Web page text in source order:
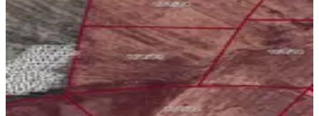
1.900.000 ₺
Ays Özbek Gayrimenkul Ofisi Ayşe ÖZBEK
Ara